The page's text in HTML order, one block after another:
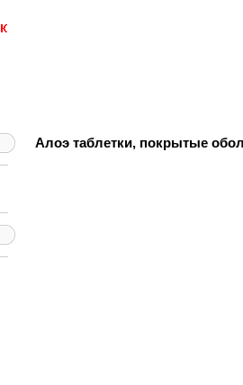
Алоэ таблетки, покрытые